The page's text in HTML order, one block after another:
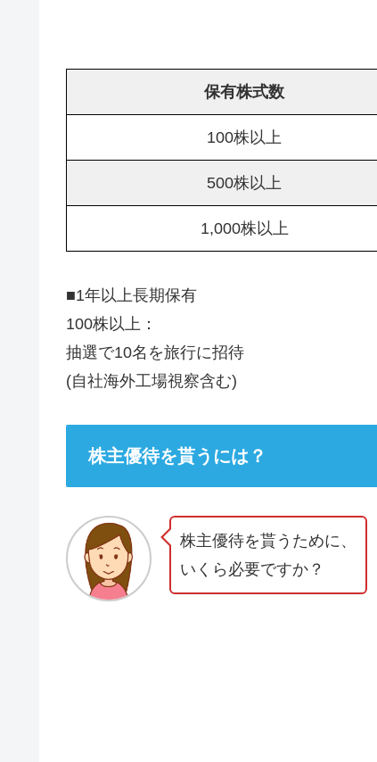
保有株式数
100株以上
500株以上
1,000株以上
■1年以上長期保有
100株以上：
抽選で10名を旅行に招待
(自社海外工場視察含む)
株主優待を貰うには？
株主優待を貰うために、
いくら必要ですか？